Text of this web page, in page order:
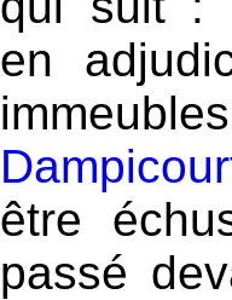
en
être
passé